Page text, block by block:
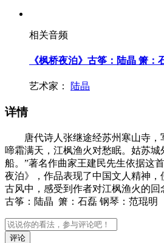
相关音频
《枫桥夜泊》古筝：陆晶 箫：
艺术家： 陆晶
详情
唐代诗人张继途经苏州寒山寺
啼霜满天，江枫渔火对愁眠。姑苏
船。”著名作曲家王建民先生依据这
夜泊》，作品表现了中国文人精神，
古风中，感受到作者对江枫渔火的回
古筝：陆晶 箫：石磊 钢琴：范琨明
评论